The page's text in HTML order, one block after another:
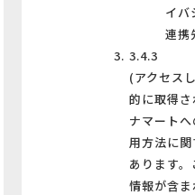
イバ
連携
3.4.3
(アクセス
的に取得
ナマート
用方法に
あります
情報が含ま